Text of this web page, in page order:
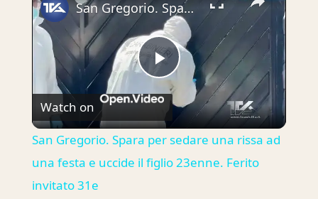
Play
Video
San Gregorio. Spara per sedare una rissa ad una festa e uccide il figlio 23enne. Ferito invitato 31e
Watch on
San Gregorio. Spara per sedare una rissa ad
una festa e uccide il figlio 23enne. Ferito
invitato 31e